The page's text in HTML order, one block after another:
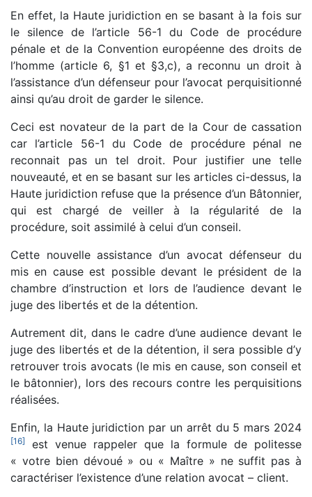
En effet, la Haute juridiction en se basant à la fois sur
le silence de l’article 56-1 du Code de procédure
pénale et de la Convention européenne des droits de
l’homme (article 6, §1 et §3,c), a reconnu un droit à
l’assistance d’un défenseur pour l’avocat perquisitionné
ainsi qu’au droit de garder le silence.
Ceci est novateur de la part de la Cour de cassation
car l’article 56-1 du Code de procédure pénal ne
reconnait pas un tel droit. Pour justifier une telle
nouveauté, et en se basant sur les articles ci-dessus, la
Haute juridiction refuse que la présence d’un Bâtonnier,
qui est chargé de veiller à la régularité de la
procédure, soit assimilé à celui d’un conseil.
Cette nouvelle assistance d’un avocat défenseur du
mis en cause est possible devant le président de la
chambre d’instruction et lors de l’audience devant le
juge des libertés et de la détention.
Autrement dit, dans le cadre d’une audience devant le
juge des libertés et de la détention, il sera possible d’y
retrouver trois avocats (le mis en cause, son conseil et
le bâtonnier), lors des recours contre les perquisitions
réalisées.
Enfin, la Haute juridiction par un arrêt du 5 mars 2024
[16]
est venue rappeler que la formule de politesse
« votre bien dévoué » ou « Maître » ne suffit pas à
caractériser l’existence d’une relation avocat – client.